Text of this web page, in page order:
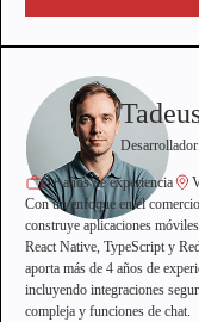
4+ años de experiencia
Con un enfoque en el
construye aplicaciones
React Native, TypeScript y
aporta más de 4 años de
incluyendo integraciones
compleja y funciones de chat.